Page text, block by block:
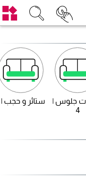
جلوس |
4
ستائر و حجب | 1